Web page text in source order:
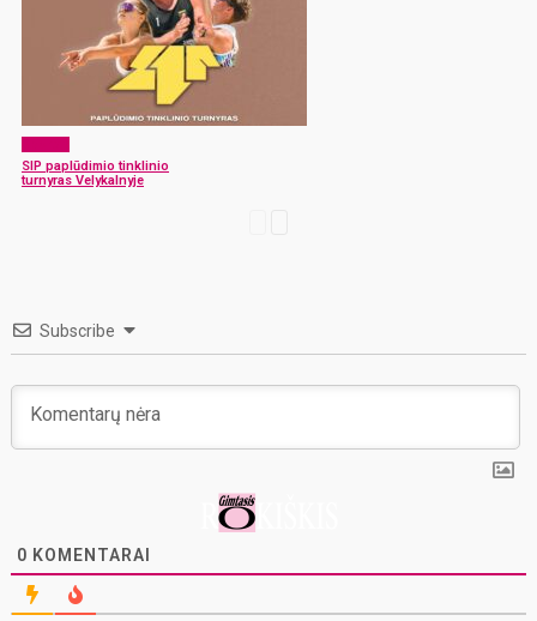
SIP paplūdimio tinklinio
turnyras Velykalnyje
Subscribe
0 KOMENTARAI